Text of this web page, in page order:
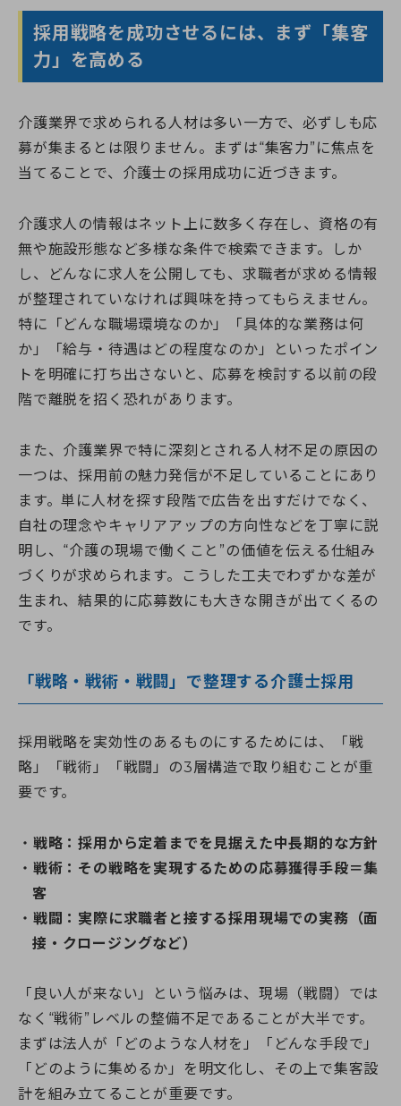
応募を増やすための情報設計とは？
介護士の採用は「集客力 × 採用力」で決まる
まとめ｜戦術（マーケティング）を活かして集客
力UP
採用戦略を成功させるには、まず「集客
力」を高める
介護業界で求められる人材は多い一方で、必ずしも応
募が集まるとは限りません。まずは“集客力”に焦点を
当てることで、介護士の採用成功に近づきます。
介護求人の情報はネット上に数多く存在し、資格の有
無や施設形態など多様な条件で検索できます。しか
し、どんなに求人を公開しても、求職者が求める情報
が整理されていなければ興味を持ってもらえません。
特に「どんな職場環境なのか」「具体的な業務は何
か」「給与・待遇はどの程度なのか」といったポイン
トを明確に打ち出さないと、応募を検討する以前の段
階で離脱を招く恐れがあります。
また、介護業界で特に深刻とされる人材不足の原因の
一つは、採用前の魅力発信が不足していることにあり
ます。単に人材を探す段階で広告を出すだけでなく、
自社の理念やキャリアアップの方向性などを丁寧に説
明し、“介護の現場で働くこと”の価値を伝える仕組み
づくりが求められます。こうした工夫でわずかな差が
生まれ、結果的に応募数にも大きな開きが出てくるの
です。
「戦略・戦術・戦闘」で整理する介護士採用
採用戦略を実効性のあるものにするためには、「戦
略」「戦術」「戦闘」の3層構造で取り組むことが重
要です。
戦略：採用から定着までを見据えた中長期的な方針
戦術：その戦略を実現するための応募獲得手段＝集
客
戦闘：実際に求職者と接する採用現場での実務（面
接・クロージングなど）
「良い人が来ない」という悩みは、現場（戦闘）では
なく“戦術”レベルの整備不足であることが大半です。
まずは法人が「どのような人材を」「どんな手段で」
「どのように集めるか」を明文化し、その上で集客設
計を組み立てることが重要です。